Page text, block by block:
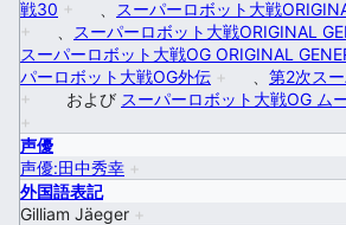
戦30 +
スーパーロボット大戦
+
スーパーロボット大戦ORIGINAL
スーパーロボット大戦OG ORIGINAL
パーロボット大戦OG外伝 +
第2次ス
+
および スーパーロボット大戦OG ム
+
声優
声優:田中秀幸 +
外国語表記
Gilliam Jäeger +